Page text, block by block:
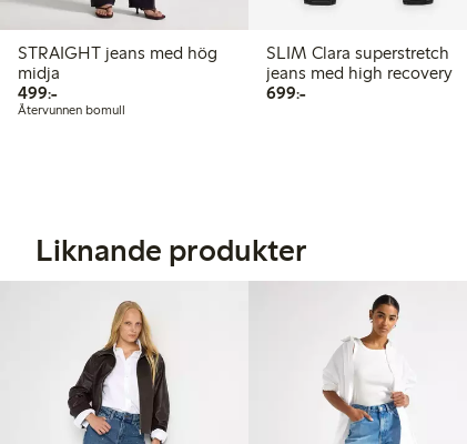
STRAIGHT jeans med hög
midja
499:-499,00 kr
Återvunnen bomull
SLIM Clara superstretch
jeans med high recovery
699:-699,00 kr
Liknande produkter